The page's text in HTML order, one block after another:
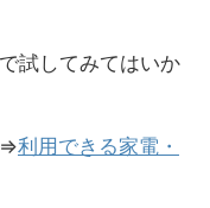
試してみてはいか
⇒利用できる家電・